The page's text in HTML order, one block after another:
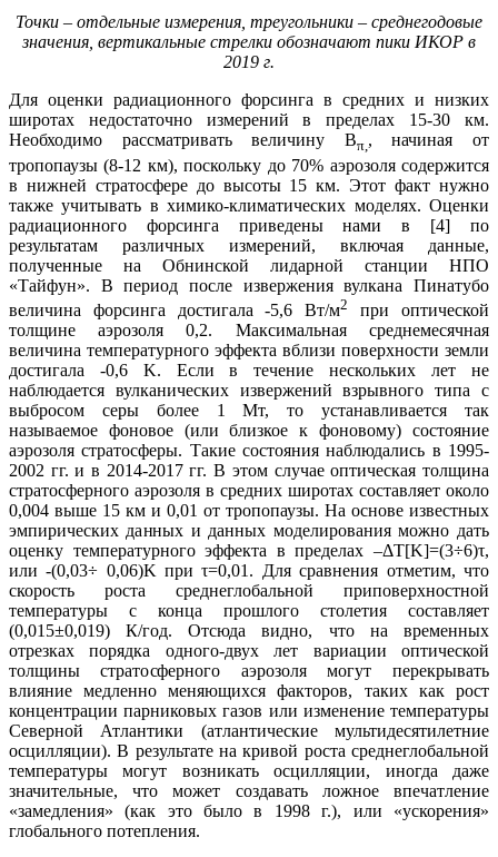
Точки – отдельные измерения, треугольники – среднегодовые
значения, вертикальные стрелки обозначают пики ИКОР в
2019 г.
Для оценки радиационного форсинга в средних и низких
широтах недостаточно измерений в пределах 15-30 км.
Необходимо рассматривать величину Bπ,, начиная от
тропопаузы (8-12 км), поскольку до 70% аэрозоля содержится
в нижней стратосфере до высоты 15 км. Этот факт нужно
также учитывать в химико-климатических моделях. Оценки
радиационного форсинга приведены нами в [4] по
результатам различных измерений, включая данные,
полученные на Обнинской лидарной станции НПО
«Тайфун». В период после извержения вулкана Пинатубо
величина форсинга достигала -5,6 Вт/м2
при оптической
толщине аэрозоля 0,2. Максимальная среднемесячная
величина температурного эффекта вблизи поверхности земли
достигала -0,6 K. Если в течение нескольких лет не
наблюдается вулканических извержений взрывного типа с
выбросом серы более 1 Мт, то устанавливается так
называемое фоновое (или близкое к фоновому) состояние
аэрозоля стратосферы. Такие состояния наблюдались в 1995-
2002 гг. и в 2014-2017 гг. В этом случае оптическая толщина
стратосферного аэрозоля в средних широтах составляет около
0,004 выше 15 км и 0,01 от тропопаузы. На основе известных
эмпирических данных и данных моделирования можно дать
оценку температурного эффекта в пределах –ΔT[K]=(3÷6)τ,
или -(0,03÷ 0,06)K при τ=0,01. Для сравнения отметим, что
скорость роста среднеглобальной приповерхностной
температуры с конца прошлого столетия составляет
(0,015±0,019) К/год. Отсюда видно, что на временных
отрезках порядка одного-двух лет вариации оптической
толщины стратосферного аэрозоля могут перекрывать
влияние медленно меняющихся факторов, таких как рост
концентрации парниковых газов или изменение температуры
Северной Атлантики (атлантические мультидесятилетние
осцилляции). В результате на кривой роста среднеглобальной
температуры могут возникать осцилляции, иногда даже
значительные, что может создавать ложное впечатление
«замедления» (как это было в 1998 г.), или «ускорения»
глобального потепления.